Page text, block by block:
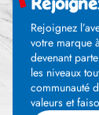
Rejoignez
votre marque
devenant
les niveaux
communauté
valeurs et